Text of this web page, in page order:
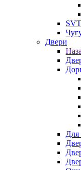
Двери
Для